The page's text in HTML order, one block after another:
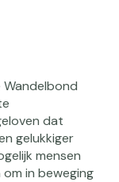
Wandelbond
dat
gelukkiger
mensen
in beweging